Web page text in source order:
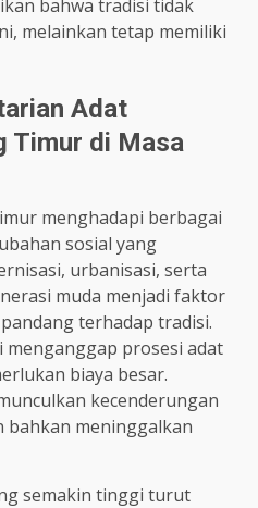
bahwa tradisi tidak
melainkan tetap memiliki
Adat
Timur di Masa
menghadapi berbagai
sosial yang
urbanisasi, serta
muda menjadi faktor
terhadap tradisi.
menganggap prosesi adat
biaya besar.
kecenderungan
bahkan meninggalkan
semakin tinggi turut